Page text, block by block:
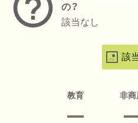
の？
該当なし
該
教育 非商